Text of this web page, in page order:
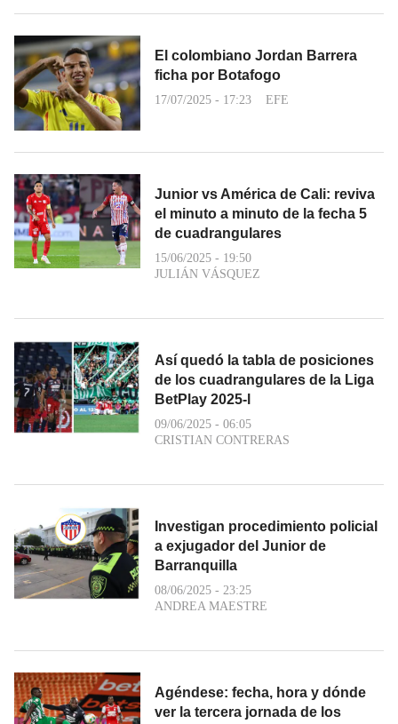
El colombiano Jordan Barrera
ficha por Botafogo
17/07/2025 - 17:23 EFE
Junior vs América de Cali: reviva
el minuto a minuto de la fecha 5
de cuadrangulares
15/06/2025 - 19:50
JULIÁN VÁSQUEZ
Así quedó la tabla de posiciones
de los cuadrangulares de la Liga
BetPlay 2025-l
09/06/2025 - 06:05
CRISTIAN CONTRERAS
Investigan procedimiento policial
a exjugador del Junior de
Barranquilla
08/06/2025 - 23:25
ANDREA MAESTRE
Agéndese: fecha, hora y dónde
ver la tercera jornada de los